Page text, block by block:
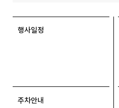
행사일정
주차안내